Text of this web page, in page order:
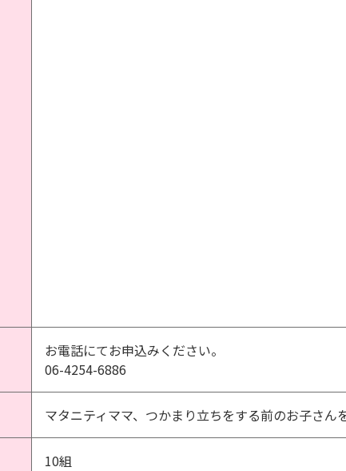
お電話にてお申込みください。
06-4254-6886
マタニティママ、つかまり立ちをする前のお子さん
10組